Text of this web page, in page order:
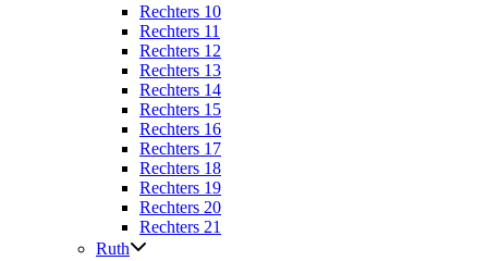
Rechters 10
Rechters 11
Rechters 12
Rechters 13
Rechters 14
Rechters 15
Rechters 16
Rechters 17
Rechters 18
Rechters 19
Rechters 20
Rechters 21
Ruth